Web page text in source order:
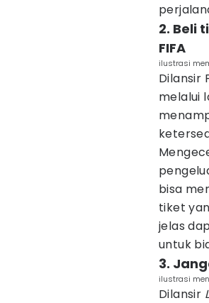
2. Beli
FIFA
ilustrasi
Dilansir
melalui
bisa
tiket
jelas
untuk
3.
ilustrasi
Dilansir